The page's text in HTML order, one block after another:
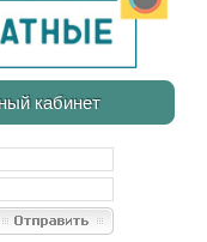
кабинет